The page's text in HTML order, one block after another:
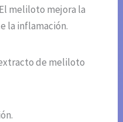
meliloto mejora la
la inflamación.
de meliloto